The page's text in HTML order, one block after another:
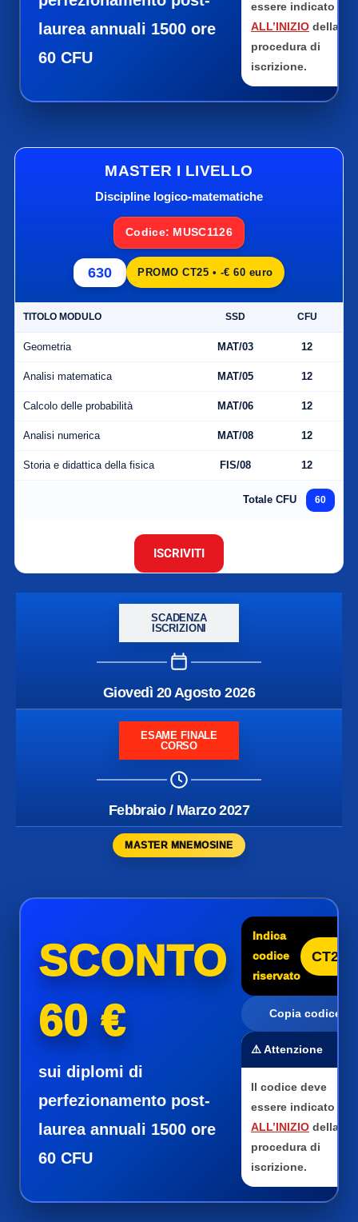
laurea annuali 1500 ore
60 CFU
essere indicato
ALL’INIZIO della
procedura di
iscrizione.
MASTER I LIVELLO
Discipline logico-matematiche
Codice: MUSC1126
630 PROMO CT25 • -€ 60 euro
TITOLO MODULO SSD CFU
Geometria MAT/03 12
Analisi matematica MAT/05 12
Calcolo delle probabilità MAT/06 12
Analisi numerica MAT/08 12
Storia e didattica della fisica FIS/08 12
Totale CFU 60
ISCRIVITI
SCADENZA
ISCRIZIONI
Giovedì 20 Agosto 2026
ESAME FINALE
CORSO
Febbraio / Marzo 2027
MASTER MNEMOSINE
SCONTO
60 €
sui diplomi di
perfezionamento post-
laurea annuali 1500 ore
60 CFU
Indica
codice
riservato
CT25
Copia codice
⚠️ Attenzione
Il codice deve
essere indicato
ALL’INIZIO della
procedura di
iscrizione.